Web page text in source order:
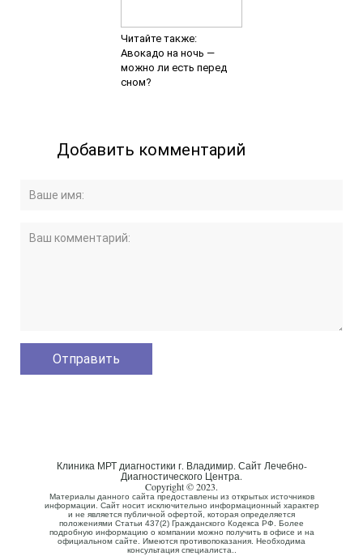
Читайте также:
Авокадо на ночь —
можно ли есть перед
сном?
Добавить комментарий
Клиника МРТ диагностики г. Владимир. Сайт Лечебно-
Диагностического Центра.
Copyright © 2023.
Материалы данного сайта предоставлены из открытых источников
информации. Сайт носит исключительно информационный характер
и не является публичной офертой, которая определяется
положениями Статьи 437(2) Гражданского Кодекса РФ. Более
подробную информацию о компании можно получить в офисе и на
официальном сайте. Имеются противопоказания. Необходима
консультация специалиста..